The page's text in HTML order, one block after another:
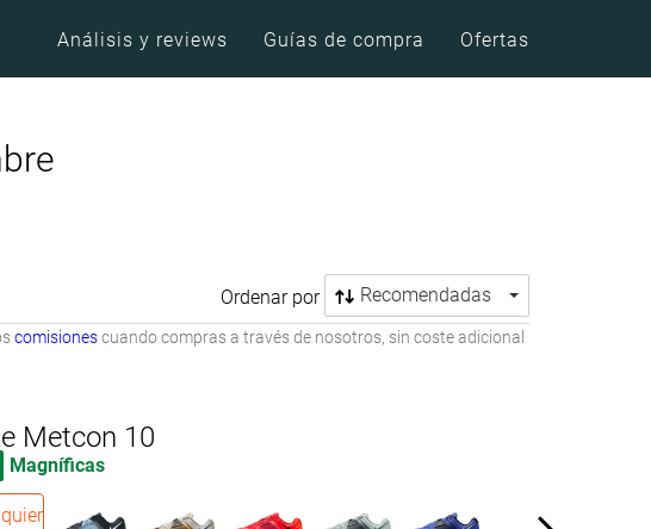
Análisis y reviews Guías de compra Ofertas
Ordenar por Recomendadas
comisionescuando compras a través de nosotros, sin coste adicional
Metcon 10
Magníficas